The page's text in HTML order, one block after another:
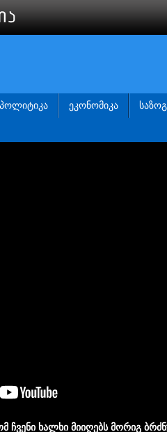
ᲞᲝᲚᲘᲢᲘᲙᲐ ᲔᲙᲝᲜᲝᲛᲘᲙᲐ
ჩვენი ხალხი მიიღებს მორიგ